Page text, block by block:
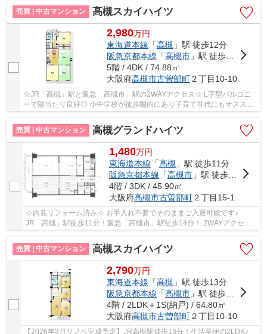
売買 | 中古マンション 高槻スカイハイツ
2,980万円
東海道本線 「高槻」駅 徒歩12分
阪急京都本線 「高槻市」駅 徒歩14分
5階 / 4DK / 74.88㎡
大阪府高槻市古曽部町２丁目10-10
☆JR「高槻」駅と阪急「高槻市」駅の2WAYアクセス☆ L字型バルコニ
ーで陽当たり良好◎ 小中学校が徒歩圏内にあり子育て世代にもオススメ
売買 | 中古マンション
高槻グランドハイツ
1,480万円
東海道本線 「高槻」駅 徒歩11分
阪急京都本線 「高槻市」駅 徒歩14分
4階 / 3DK / 45.90㎡
大阪府高槻市古曽部町２丁目15-1
☆内装リフォーム済み☆ お手入れ不要でそのままご入居可能です♪
JR「高槻」駅徒歩11分！阪急「高槻市」駅徒歩14分！ 2WAYアクセス
売買 | 中古マンション
高槻スカイハイツ
2,790万円
東海道本線 「高槻 」駅 徒歩13分
阪急京都本線 「高槻市 」駅 徒歩16分
4階 / 2LDK＋1S(納戸) / 64.80㎡
大阪府高槻市古曽部町２丁目10-10
【2026年3月リノベ完成予定】JR高槻駅徒歩13分！生活至便の2LDK♪